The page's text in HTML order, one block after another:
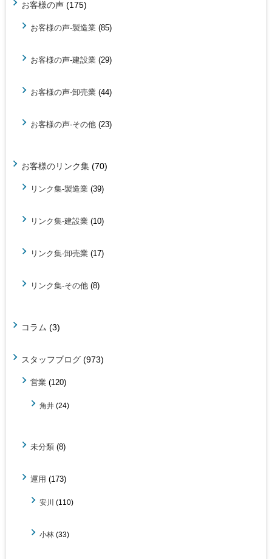
お客様の声 (175)
お客様の声-製造業 (85)
お客様の声-建設業 (29)
お客様の声-卸売業 (44)
お客様の声-その他 (23)
お客様のリンク集 (70)
リンク集-製造業 (39)
リンク集-建設業 (10)
リンク集-卸売業 (17)
リンク集-その他 (8)
コラム (3)
スタッフブログ (973)
営業 (120)
角井 (24)
未分類 (8)
運用 (173)
安川 (110)
小林 (33)